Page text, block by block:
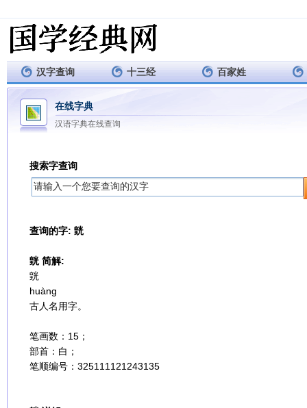
汉字查询 十三经 百家姓
在线字典
汉语字典在线查询
搜索字查询
查询的字: 皝
皝 简解:
皝
huàng
古人名用字。
笔画数：15；
部首：白；
笔顺编号：325111121243135